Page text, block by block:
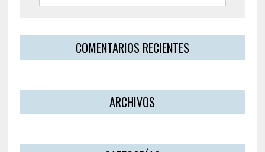
COMENTARIOS RECIENTES
ARCHIVOS